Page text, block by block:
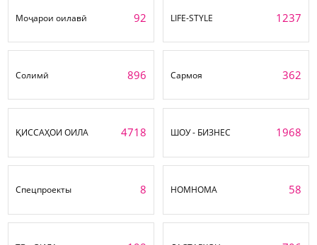
Моҷарои оилавӣ 92 LIFE-STYLE 1237
Солимӣ 896 Сармоя 362
ҚИССАҲОИ ОИЛА 4718 ШОУ - БИЗНЕС 1968
Спецпроекты 8 НОМНОМА 58